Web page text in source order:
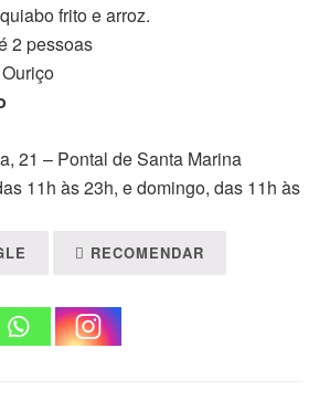
frito e arroz.
2 pessoas
21 – Pontal de Santa Marina
11h às 23h, e domingo, das 11h às
RECOMENDAR